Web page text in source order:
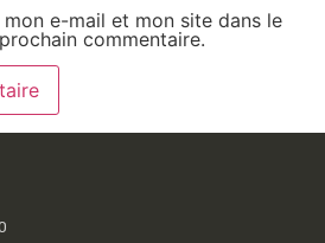
e-mail et mon site dans le
commentaire.